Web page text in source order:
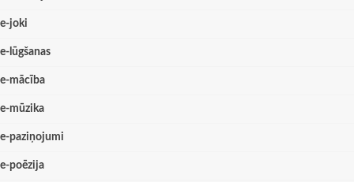
e-joki
e-lūgšanas
e-mācība
e-mūzika
e-paziņojumi
e-poēzija